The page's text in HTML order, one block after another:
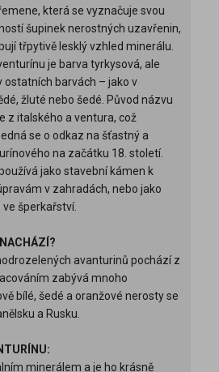
která se vyznačuje svou
šupinek nerostných uzavřenin,
třpytivě lesklý vzhled minerálu.
je barva tyrkysová, ale
ostatních barvách – jako v
žluté nebo šedé. Původ názvu
z italského a ventura, což
se o odkaz na šťastný a
na začátku 18. století.
jako stavební kámen k
v zahradách, nebo jako
šperkařství.
avanturinů pochází z
zabývá mnoho
bílé, šedé a oranžové nerosty se
a Rusku.
minerálem a je ho krásně